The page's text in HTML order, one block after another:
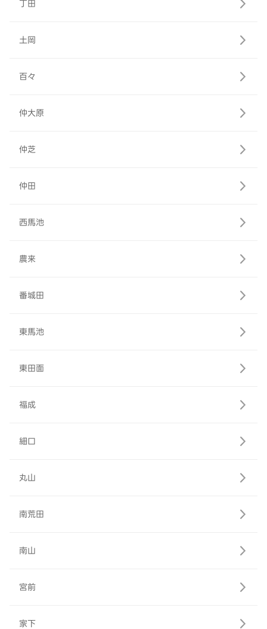
丁田
土岡
百々
仲大原
仲芝
仲田
西馬池
農来
番城田
東馬池
東田面
福成
細口
丸山
南荒田
南山
宮前
家下